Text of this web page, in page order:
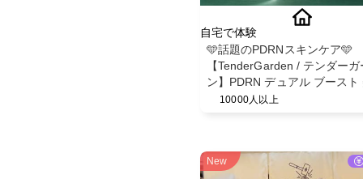
自宅で体験
🩵話題のPDRNスキンケア🩵
【TenderGarden / テンダー
ン】PDRN デュアル ブースト
ミスト モニター募集✨
10000人以上
New